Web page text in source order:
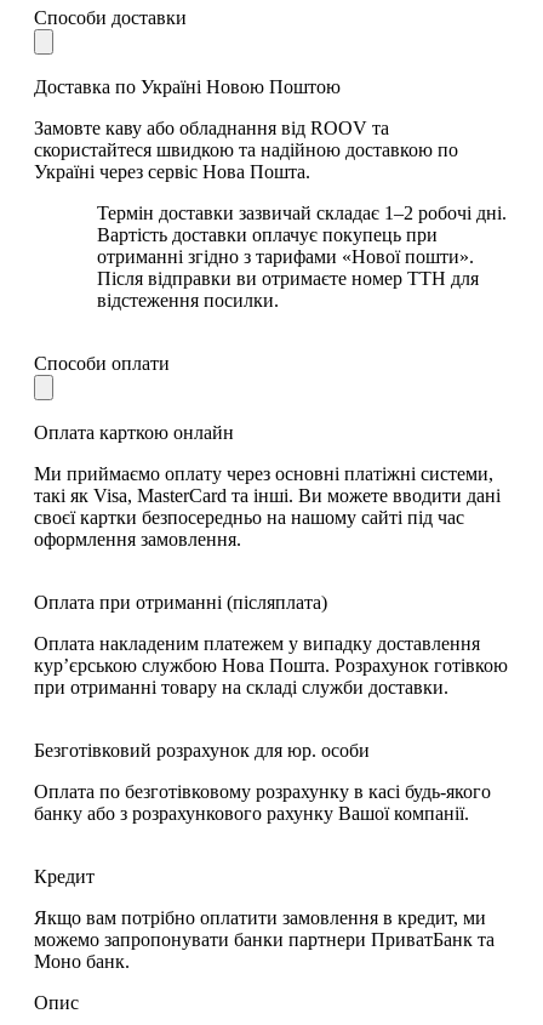
Способи доставки
Доставка по Україні Новою Поштою
Замовте каву або обладнання від ROOV та
скористайтеся швидкою та надійною доставкою по
Україні через сервіс Нова Пошта.
Термін доставки зазвичай складає 1–2 робочі дні.
Вартість доставки оплачує покупець при
отриманні згідно з тарифами «Нової пошти».
Після відправки ви отримаєте номер ТТН для
відстеження посилки.
Способи оплати
Оплата карткою онлайн
Ми приймаємо оплату через основні платіжні системи,
такі як Visa, MasterCard та інші. Ви можете вводити дані
своєї картки безпосередньо на нашому сайті під час
оформлення замовлення.
Оплата при отриманні (післяплата)
Оплата накладеним платежем у випадку доставлення
кур’єрською службою Нова Пошта. Розрахунок готівкою
при отриманні товару на складі служби доставки.
Безготівковий розрахунок для юр. особи
Оплата по безготівковому розрахунку в касі будь-якого
банку або з розрахункового рахунку Вашої компанії.
Кредит
Якщо вам потрібно оплатити замовлення в кредит, ми
можемо запропонувати банки партнери ПриватБанк та
Моно банк.
Опис